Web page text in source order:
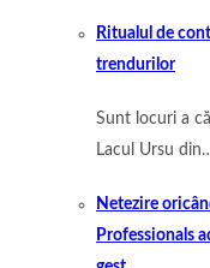
Ritualul de
trendurilor
Sunt locuri a
Lacul Ursu
Netezire
Professionals